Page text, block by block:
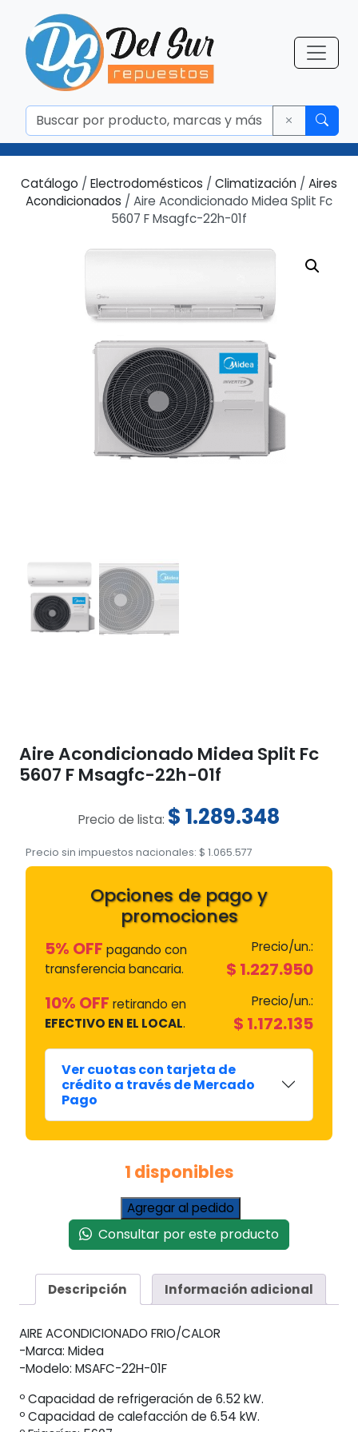
Catálogo / Electrodomésticos / Climatización / Aires
Acondicionados / Aire Acondicionado Midea Split Fc
5607 F Msagfc-22h-01f
Aire Acondicionado Midea Split Fc
5607 F Msagfc-22h-01f
Precio de lista: $1.289.348
Precio sin impuestos nacionales: $ 1.065.577
Opciones de pago y
promociones
5% OFF pagando con
transferencia bancaria.
Precio/un.:
$ 1.227.950
10% OFF retirando en
EFECTIVO EN EL LOCAL.
Precio/un.:
$ 1.172.135
Ver cuotas con tarjeta de
crédito a través de Mercado
Pago
1 disponibles
Aire
Acondicionado
Midea
Fc
5607
Msagfc-
01f
Agregar al pedido
Consultar por este producto
Descripción Información adicional
AIRE ACONDICIONADO FRIO/CALOR
-Marca: Midea
-Modelo: MSAFC-22H-01F
º Capacidad de refrigeración de 6.52 kW.
º Capacidad de calefacción de 6.54 kW.